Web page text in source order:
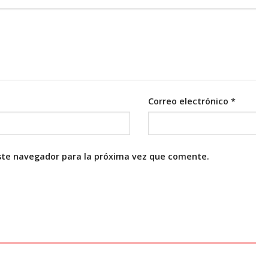
Correo electrónico *
navegador para la próxima vez que comente.